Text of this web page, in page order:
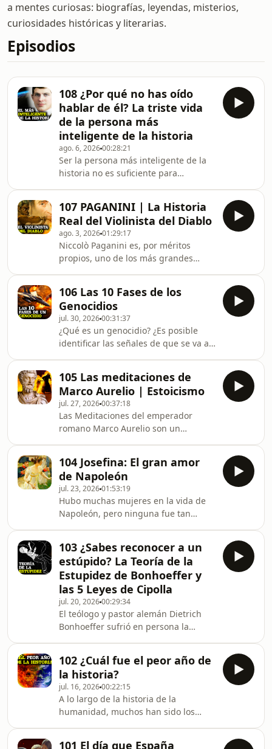
a mentes curiosas: biografías, leyendas, misterios,
curiosidades históricas y literarias.
Episodios
108 ¿Por qué no has oído
hablar de él? La triste vida
de la persona más
inteligente de la historia
ago. 6, 202600:28:21
Ser la persona más inteligente de la
historia no es suficiente para
unos padres demasiado exigentes. En
este vídeo documental en español
Pedro Estrada y yo os contaremos la
biografía de William Sidis, el hombre
con el cociente intelectual más
elevado de todos los tiempos.
#historia #biografia #documental
107 PAGANINI | La Historia
Real del Violinista del Diablo
ago. 3, 202601:29:17
Niccolò Paganini es, por méritos
propios, uno de los más grandes
un genio interpretativo que supo
conmover a su público con su arte.
Alcanzó tal nivel que incluso circuló la
leyenda de que había hecho un pacto
con el diablo. Y lo cierto es que tenía
un secreto... Pero ¿quién fue
realmente Paganini? En este vídeo
documental
106 Las 10 Fases de los
Genocidios
jul. 30, 202600:31:37
¿Qué es un genocidio? ¿Es posible
identificar las señales de que se va a
vídeo documental en español Pedro
Estrada y yo os contamos las 10 fases
de los genocidios propuestas por
George Stanton para que juzguéis por
vosotros mismos si en la sociedad en
la que vivís podría llegar a ocurrir
uno. #genocidio #documental
#sociología
105 Las meditaciones de
Marco Aurelio | Estoicismo
jul. 27, 202600:37:18
Las Meditaciones del emperador
romano Marco Aurelio son un
pensamientos y consejos siguen hoy
tan vigentes como en la Antigüedad
clásica. En este vídeo documental en
español Pedro Estrada y yo os
resumimos las ideas clave de las
Meditaciones de Marco Aurelio para
que comprendáis mejor la figura y los
pensamientos de aquel sabio rom
104 Josefina: El gran amor
de Napoleón
jul. 23, 202601:53:19
Hubo muchas mujeres en la vida de
Napoleón, pero ninguna fue tan
emperatriz de Francia y cuyos
descendientes reinan en la actualidad
en numerosos países europeos. Pero
¿quién fue realmente Josefina, la
esposa de Napoleón? En este vídeo
documental en español Pedro Estraa y
yo os contamos la biografía completa
de Josefina, para que c
103 ¿Sabes reconocer a un
estúpido? La Teoría de la
Estupidez de Bonhoeffer y
las 5 Leyes de Cipolla
jul. 20, 202600:29:34
El teólogo y pastor alemán Dietrich
Bonhoeffer sufrió en persona la
escribió sus ideas, su teoría, acerca
de la estupidez que se había
apoderado del pueblo alemán.
Bonhoeffer reflexionó acerca del
origen y la naturaleza de la estupidez
humana, así como el economista
italiano Carlo Cipolla, quien formuló
102 ¿Cuál fue el peor año de
la historia?
jul. 16, 202600:22:15
A lo largo de la historia de la
humanidad, muchos han sido los
101 El día que España